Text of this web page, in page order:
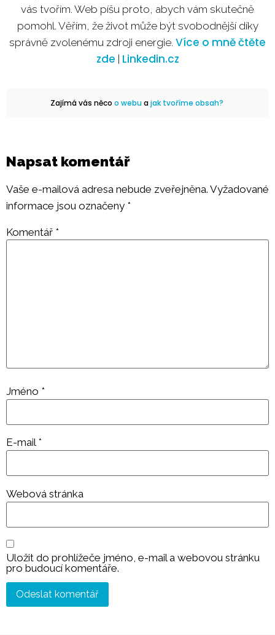
vás tvořím. Web píšu proto, abych vám skutečně
pomohl. Věřím, že život může být svobodnější díky
správně zvolenému zdroji energie. Více o mně čtěte
zde Linkedin.cz
Zajímá vás něco o webuajak tvoříme obsah?
Napsat komentář
Vaše e-mailová adresa nebude zveřejněna. Vyžadované
informace jsou označeny *
Komentář *
Jméno *
E-mail *
Webová stránka
Uložit do prohlížeče jméno, e-mail a webovou stránku
pro budoucí komentáře.